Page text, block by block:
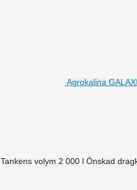
Agrokalina
Tankens volym 2 000 l Önskad